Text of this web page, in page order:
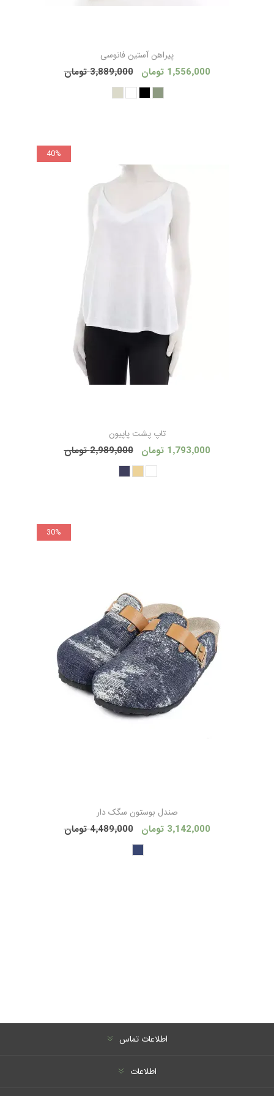
پیراهن آستین فانوسی
1٬556٬000 تومان 3٬889٬000 تومان
40%
تاپ پشت پاپیون
1٬793٬000 تومان 2٬989٬000 تومان
30%
صندل بوستون سگک دار
3٬142٬000 تومان 4٬489٬000 تومان
اطلاعات تماس
اطلاعات